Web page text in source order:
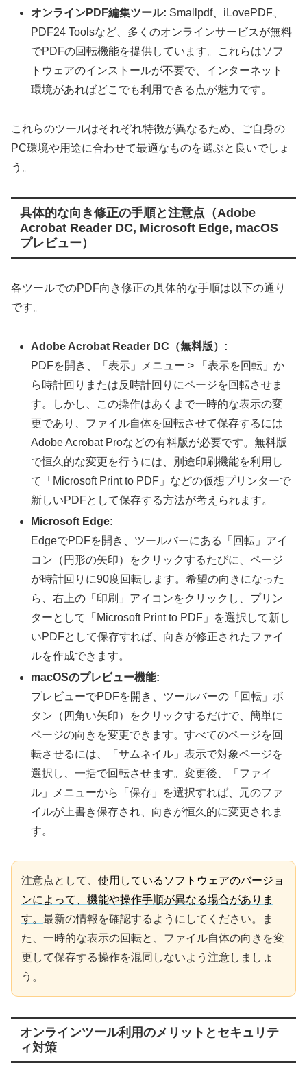
オンラインPDF編集ツール: Smallpdf、iLovePDF、
PDF24 Toolsなど、多くのオンラインサービスが無料
でPDFの回転機能を提供しています。これらはソフ
トウェアのインストールが不要で、インターネット
環境があればどこでも利用できる点が魅力です。
これらのツールはそれぞれ特徴が異なるため、ご自身の
PC環境や用途に合わせて最適なものを選ぶと良いでしょ
う。
具体的な向き修正の手順と注意点（Adobe
Acrobat Reader DC, Microsoft Edge, macOS
プレビュー）
各ツールでのPDF向き修正の具体的な手順は以下の通り
です。
Adobe Acrobat Reader DC（無料版）:
PDFを開き、「表示」メニュー > 「表示を回転」か
ら時計回りまたは反時計回りにページを回転させま
す。しかし、この操作はあくまで一時的な表示の変
更であり、ファイル自体を回転させて保存するには
Adobe Acrobat Proなどの有料版が必要です。無料版
で恒久的な変更を行うには、別途印刷機能を利用し
て「Microsoft Print to PDF」などの仮想プリンターで
新しいPDFとして保存する方法が考えられます。
Microsoft Edge:
EdgeでPDFを開き、ツールバーにある「回転」アイ
コン（円形の矢印）をクリックするたびに、ページ
が時計回りに90度回転します。希望の向きになった
ら、右上の「印刷」アイコンをクリックし、プリン
ターとして「Microsoft Print to PDF」を選択して新し
いPDFとして保存すれば、向きが修正されたファイ
ルを作成できます。
macOSのプレビュー機能:
プレビューでPDFを開き、ツールバーの「回転」ボ
タン（四角い矢印）をクリックするだけで、簡単に
ページの向きを変更できます。すべてのページを回
転させるには、「サムネイル」表示で対象ページを
選択し、一括で回転させます。変更後、「ファイ
ル」メニューから「保存」を選択すれば、元のファ
イルが上書き保存され、向きが恒久的に変更されま
す。
注意点として、 使用しているソフトウェアのバージョ
ンによって、機能や操作手順が異なる場合がありま
す。 最新の情報を確認するようにしてください。ま
た、一時的な表示の回転と、ファイル自体の向きを変
更して保存する操作を混同しないよう注意しましょ
う。
オンラインツール利用のメリットとセキュリテ
ィ対策